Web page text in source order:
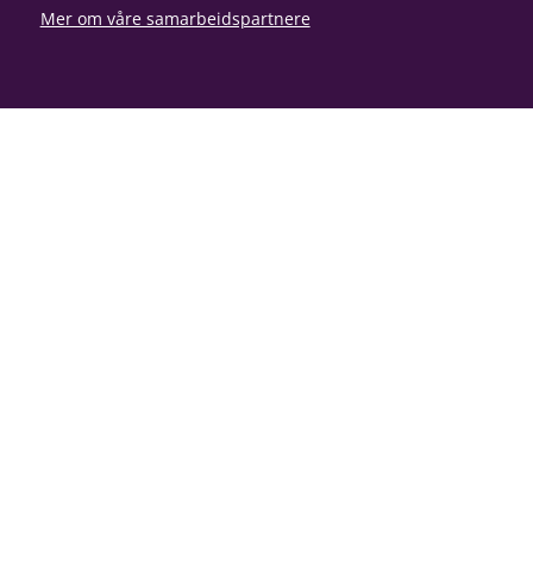
Mer om våre samarbeidspartnere